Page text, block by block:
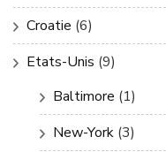
Croatie (6)
Etats-Unis (9)
Baltimore (1)
New-York (3)